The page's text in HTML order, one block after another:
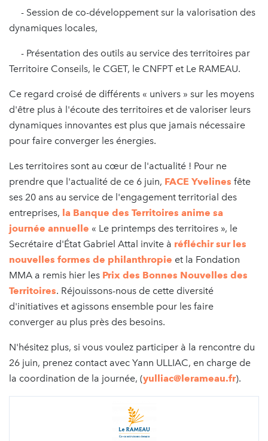
- Session de co-développement sur la valorisation des
dynamiques locales,
- Présentation des outils au service des territoires par
Territoire Conseils, le CGET, le CNFPT et Le RAMEAU.
Ce regard croisé de différents « univers » sur les moyens
d'être plus à l'écoute des territoires et de valoriser leurs
dynamiques innovantes est plus que jamais nécessaire
pour faire converger les énergies.
Les territoires sont au cœur de l'actualité ! Pour ne
prendre que l'actualité de ce 6 juin, FACE Yvelines fête
ses 20 ans au service de l'engagement territorial des
entreprises, la Banque des Territoires anime sa
journée annuelle « Le printemps des territoires », le
Secrétaire d'État Gabriel Attal invite à réfléchir sur les
nouvelles formes de philanthropie et la Fondation
MMA a remis hier les Prix des Bonnes Nouvelles des
Territoires. Réjouissons-nous de cette diversité
d'initiatives et agissons ensemble pour les faire
converger au plus près des besoins.
N'hésitez plus, si vous voulez participer à la rencontre du
26 juin, prenez contact avec Yann ULLIAC, en charge de
la coordination de la journée, (yulliac@lerameau.fr).